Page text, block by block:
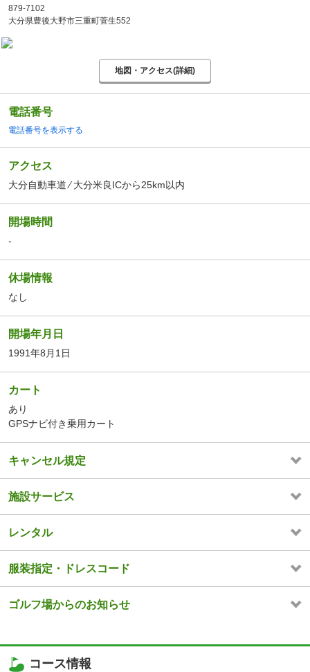
879-7102
大分県豊後大野市三重町菅生552
地図・アクセス(詳細)
電話番号
電話番号を表示する
アクセス
大分自動車道 ⁄ 大分米良ICから25km以内
開場時間
-
休場情報
なし
開場年月日
1991年8月1日
カート
あり
GPSナビ付き乗用カート
キャンセル規定
施設サービス
レンタル
服装指定・ドレスコード
ゴルフ場からのお知らせ
コース情報